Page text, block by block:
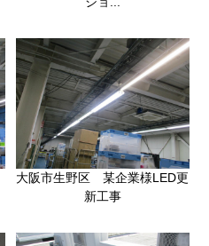
大阪市生野区 某企業様LED更
新工事